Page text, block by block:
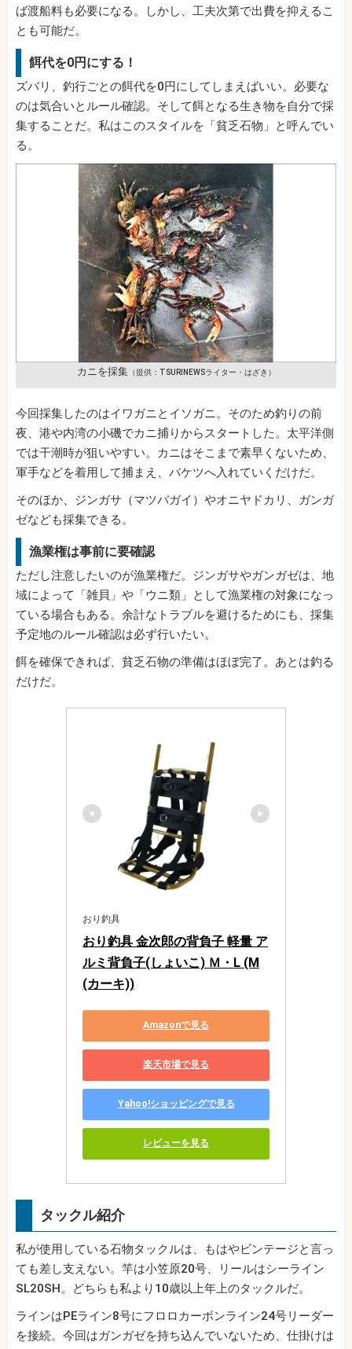
ば渡船料も必要になる。しかし、工夫次第で出費を抑えるこ
とも可能だ。
餌代を0円にする！
ズバリ、釣行ごとの餌代を0円にしてしまえばいい。必要な
のは気合いとルール確認。そして餌となる生き物を自分で採
集することだ。私はこのスタイルを「貧乏石物」と呼んでい
る。
カニを採集（提供：TSURINEWSライター・はざき）
今回採集したのはイワガニとイソガニ。そのため釣りの前
夜、港や内湾の小磯でカニ捕りからスタートした。太平洋側
では干潮時が狙いやすい。カニはそこまで素早くないため、
軍手などを着用して捕まえ、バケツへ入れていくだけだ。
そのほか、ジンガサ（マツバガイ）やオニヤドカリ、ガンガ
ゼなども採集できる。
漁業権は事前に要確認
ただし注意したいのが漁業権だ。ジンガサやガンガゼは、地
域によって「雑貝」や「ウニ類」として漁業権の対象になっ
ている場合もある。余計なトラブルを避けるためにも、採集
予定地のルール確認は必ず行いたい。
餌を確保できれば、貧乏石物の準備はほぼ完了。あとは釣る
だけだ。
おり釣具
おり釣具 金次郎の背負子 軽量 ア
ルミ背負子(しょいこ) Ｍ・L (M
(カーキ))
Amazonで見る
楽天市場で見る
Yahoo!ショッピングで見る
レビューを見る
タックル紹介
私が使用している石物タックルは、もはやビンテージと言っ
ても差し支えない。竿は小笠原20号、リールはシーライン
SL20SH。どちらも私より10歳以上年上のタックルだ。
ラインはPEライン8号にフロロカーボンライン24号リーダー
を接続。今回はガンガゼを持ち込んでいないため、仕掛けは